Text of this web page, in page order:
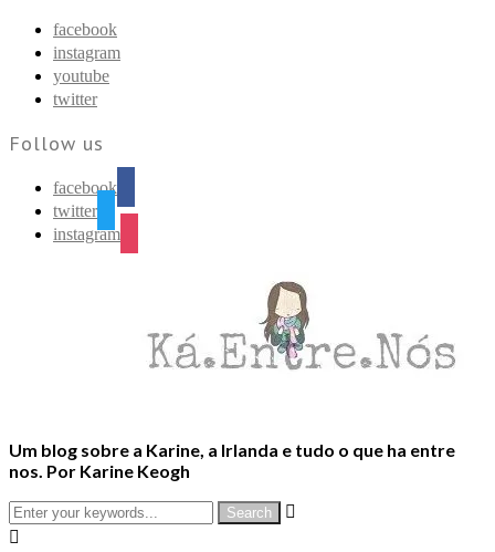
facebook
instagram
youtube
twitter
Follow us
facebook
twitter
instagram
Um blog sobre a Karine, a Irlanda e tudo o que ha entre
nos. Por Karine Keogh

